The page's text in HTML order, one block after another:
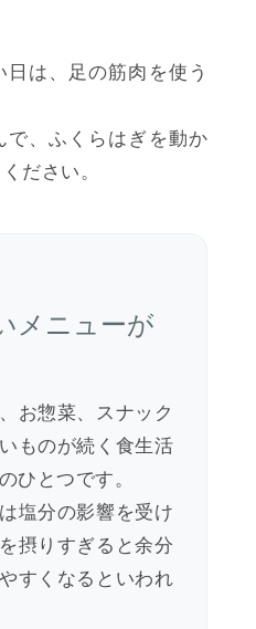
日は、足の筋肉を使う
で、ふくらはぎを動か
ださい。
メニューが
お惣菜、スナック
ものが続く食生活
ひとつです。
塩分の影響を受け
摂りすぎると余分
すくなるといわれ